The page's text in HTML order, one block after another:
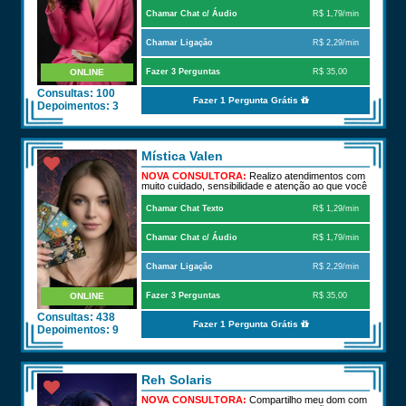
ONLINE
Consultas: 100
Depoimentos: 3
Chamar Chat c/ Áudio R$ 1,79/min
Chamar Ligação R$ 2,29/min
Fazer 3 Perguntas R$ 35,00
Fazer 1 Pergunta Grátis
ONLINE
Consultas: 438
Depoimentos: 9
Mística Valen
NOVA CONSULTORA: Realizo atendimentos com
muito cuidado, sensibilidade e atenção ao que você
está vi
Chamar Chat Texto R$ 1,29/min
Chamar Chat c/ Áudio R$ 1,79/min
Chamar Ligação R$ 2,29/min
Fazer 3 Perguntas R$ 35,00
Fazer 1 Pergunta Grátis
Reh Solaris
NOVA CONSULTORA: Compartilho meu dom com